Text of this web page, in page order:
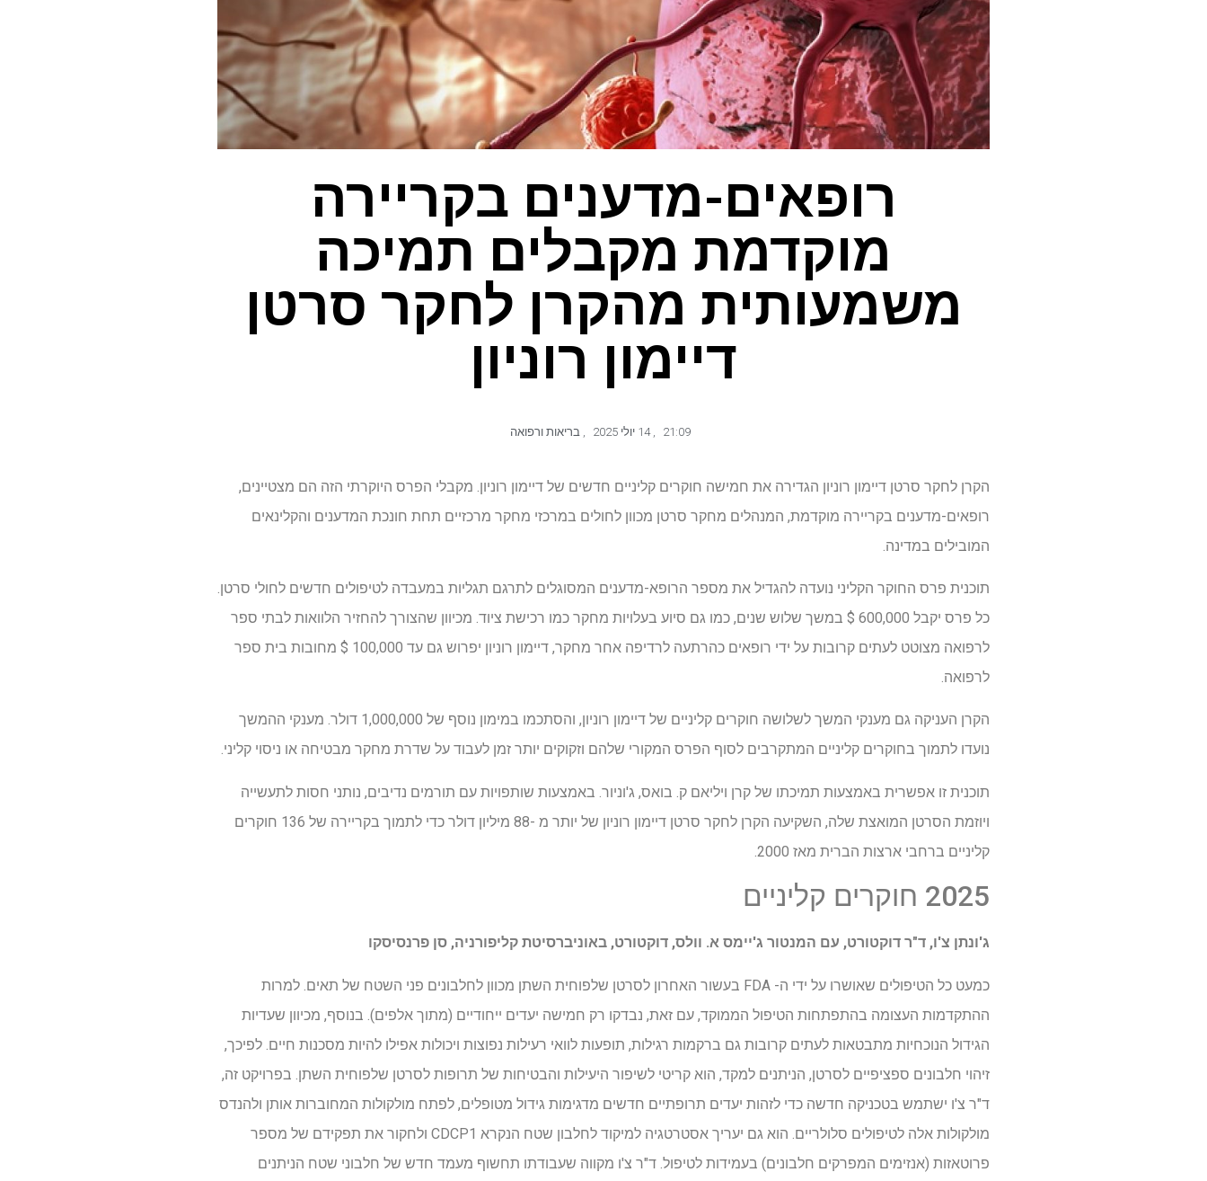
רופאים-מדענים בקריירה
מוקדמת מקבלים תמיכה
משמעותית מהקרן לחקר סרטן
דיימון רוניון
21:09
, 14 יולי 2025 , בריאות ורפואה
הקרן לחקר סרטן דיימון רוניון הגדירה את חמישה חוקרים קליניים חדשים של דיימון רוניון. מקבלי הפרס היוקרתי הזה הם מצטיינים,
רופאים-מדענים בקריירה מוקדמת, המנהלים מחקר סרטן מכוון לחולים במרכזי מחקר מרכזיים תחת חונכת המדענים והקלינאים
המובילים במדינה.
תוכנית פרס החוקר הקליני נועדה להגדיל את מספר הרופא-מדענים המסוגלים לתרגם תגליות במעבדה לטיפולים חדשים לחולי סרטן.
כל פרס יקבל 600,000 $ במשך שלוש שנים, כמו גם סיוע בעלויות מחקר כמו רכישת ציוד. מכיוון שהצורך להחזיר הלוואות לבתי ספר
לרפואה מצוטט לעתים קרובות על ידי רופאים כהרתעה לרדיפה אחר מחקר, דיימון רוניון יפרוש גם עד 100,000 $ מחובות בית ספר
לרפואה.
הקרן העניקה גם מענקי המשך לשלושה חוקרים קליניים של דיימון רוניון, והסתכמו במימון נוסף של 1,000,000 דולר. מענקי ההמשך
נועדו לתמוך בחוקרים קליניים המתקרבים לסוף הפרס המקורי שלהם וזקוקים יותר זמן לעבוד על שדרת מחקר מבטיחה או ניסוי קליני.
תוכנית זו אפשרית באמצעות תמיכתו של קרן ויליאם ק. בואס, ג'וניור. באמצעות שותפויות עם תורמים נדיבים, נותני חסות לתעשייה
ויוזמת הסרטן המואצת שלה, השקיעה הקרן לחקר סרטן דיימון רוניון של יותר מ -88 מיליון דולר כדי לתמוך בקריירה של 136 חוקרים
קליניים ברחבי ארצות הברית מאז 2000.
2025 חוקרים קליניים
ג'ונתן צ'ו, ד"ר דוקטורט, עם המנטור ג'יימס א. וולס, דוקטורט, באוניברסיטת קליפורניה, סן פרנסיסקו
כמעט כל הטיפולים שאושרו על ידי ה- FDA בעשור האחרון לסרטן שלפוחית השתן מכוון לחלבונים פני השטח של תאים. למרות
ההתקדמות העצומה בהתפתחות הטיפול הממוקד, עם זאת, נבדקו רק חמישה יעדים ייחודיים (מתוך אלפים). בנוסף, מכיוון שעדיות
הגידול הנוכחיות מתבטאות לעתים קרובות גם ברקמות רגילות, תופעות לוואי רעילות נפוצות ויכולות אפילו להיות מסכנות חיים. לפיכך,
זיהוי חלבונים ספציפיים לסרטן, הניתנים למקד, הוא קריטי לשיפור היעילות והבטיחות של תרופות לסרטן שלפוחית השתן. בפרויקט זה,
ד"ר צ'ו ישתמש בטכניקה חדשה כדי לזהות יעדים תרופתיים חדשים מדגימות גידול מטופלים, לפתח מולקולות המחוברות אותן ולהנדס
מולקולות אלה לטיפולים סלולריים. הוא גם יעריך אסטרטגיה למיקוד לחלבון שטח הנקרא CDCP1 ולחקור את תפקידם של מספר
פרוטאזות (אנזימים המפרקים חלבונים) בעמידות לטיפול. ד"ר צ'ו מקווה שעבודתו תחשוף מעמד חדש של חלבוני שטח הניתנים